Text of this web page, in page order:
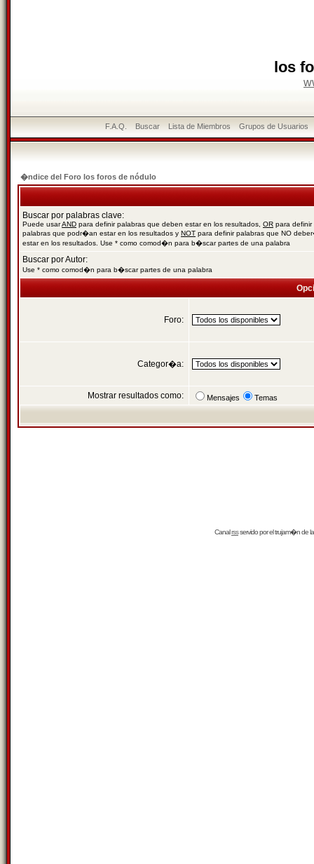
los
F.A.Q. Buscar Lista de Miembros Grupos de Usuarios
�ndice del Foro los foros de nódulo
Buscar por palabras clave:
Puede usarAND para definir palabras que deben estar en los resultados, OR para definir
palabras que podr�an estar en los resultados y NOT para definir palabras que NO
estar en los resultados. Use * como comod�n para b�scar partes de una palabra
Buscar por Autor:
Use * como comod�n para b�scar partes de una palabra
Foro:
Categor�a:
Mostrar resultados como: Mensajes Temas
Canalrssservido por eltrujam�nde